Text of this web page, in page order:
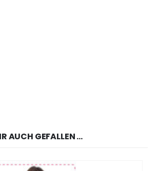
AUCH GEFALLEN …